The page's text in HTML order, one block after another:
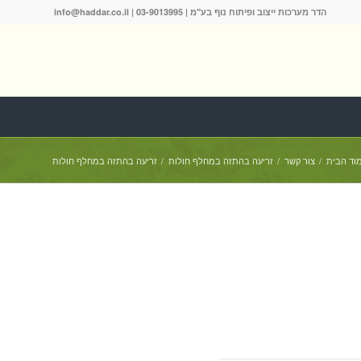
הדר מערכות ייצוב ופיתוח נוף בע"מ | 03-9013995
|
info@haddar.co.il
הבית / צור קשר / זריעה בהתזה במחלף חולות / זריעה בהתזה במחלף חולות